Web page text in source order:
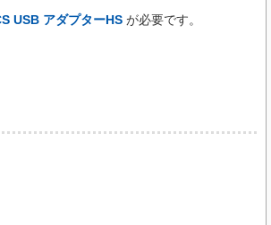
USB アダプターHS が必要です。